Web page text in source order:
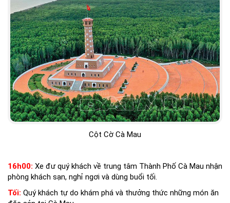
Cột Cờ Cà Mau
16h00: Xe đư quý khách về trung tâm Thành Phố Cà Mau nhận
phòng khách sạn, nghỉ ngơi và dùng buổi tối.
Tối: Quý khách tự do khám phá và thưởng thức những món ăn